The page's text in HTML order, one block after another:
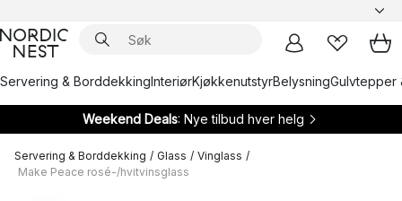
Servering & BorddekkingInteriørKjøkkenutstyrBelysningGulvtepper
Weekend Deals: Nye tilbud hver helg
Servering & Borddekking / Glass / Vinglass /
Make Peace rosé-/hvitvinsglass